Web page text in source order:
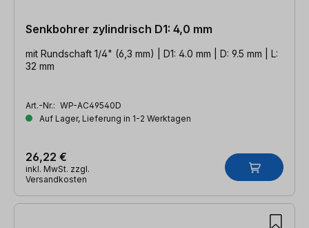
Senkbohrer zylindrisch D1: 4,0 mm
mit Rundschaft 1/4" (6,3 mm) | D1: 4.0 mm | D: 9.5 mm | L:
32 mm
Art.-Nr.: WP-AC49540D
Auf Lager, Lieferung in 1-2 Werktagen
26,22 €
inkl. MwSt. zzgl.
Versandkosten